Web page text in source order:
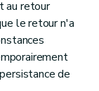
au retour
le retour n'a
de